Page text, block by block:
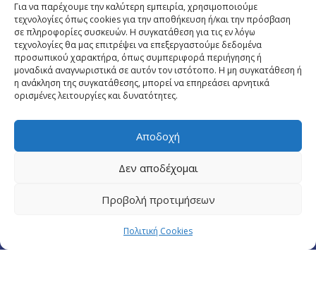
Για να παρέχουμε την καλύτερη εμπειρία, χρησιμοποιούμε
τεχνολογίες όπως cookies για την αποθήκευση ή/και την πρόσβαση
σε πληροφορίες συσκευών. Η συγκατάθεση για τις εν λόγω
τεχνολογίες θα μας επιτρέψει να επεξεργαστούμε δεδομένα
προσωπικού χαρακτήρα, όπως συμπεριφορά περιήγησης ή
μοναδικά αναγνωριστικά σε αυτόν τον ιστότοπο. Η μη συγκατάθεση ή
η ανάκληση της συγκατάθεσης, μπορεί να επηρεάσει αρνητικά
ορισμένες λειτουργίες και δυνατότητες.
Αποδοχή
Δεν αποδέχομαι
Προβολή προτιμήσεων
Πολιτική Cookies
Email επικοινωνίας:pisinfo@pis.gr